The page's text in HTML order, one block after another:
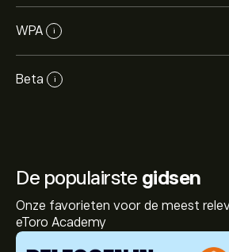
WPA i
Beta i
De populairste gidsen
Onze favorieten voor de meest
eToro Academy